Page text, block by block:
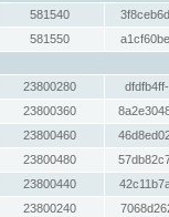
581540
581550
23800280
23800360
23800460
23800480
23800440
23800240